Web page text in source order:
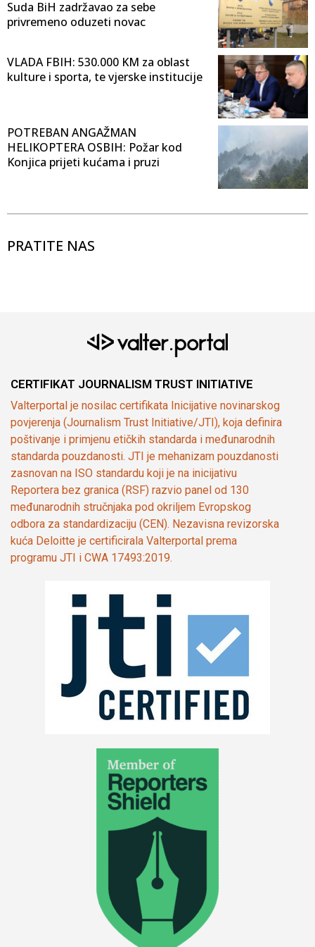
Suda BiH zadržavao za sebe
privremeno oduzeti novac
VLADA FBIH: 530.000 KM za oblast
kulture i sporta, te vjerske institucije
POTREBAN ANGAŽMAN
HELIKOPTERA OSBIH: Požar kod
Konjica prijeti kućama i pruzi
PRATITE NAS
CERTIFIKAT JOURNALISM TRUST INITIATIVE
Valterportal je nosilac certifikata Inicijative novinarskog
povjerenja (Journalism Trust Initiative/JTI), koja definira
poštivanje i primjenu etičkih standarda i međunarodnih
standarda pouzdanosti. JTI je mehanizam pouzdanosti
zasnovan na ISO standardu koji je na inicijativu
Reportera bez granica (RSF) razvio panel od 130
međunarodnih stručnjaka pod okriljem Evropskog
odbora za standardizaciju (CEN). Nezavisna revizorska
kuća Deloitte je certificirala Valterportal prema
programu JTI i CWA 17493:2019.